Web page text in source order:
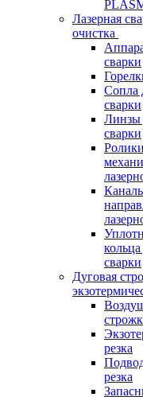
Лазерная
очистка
сварки
Сопла
сварки
Линзы
сварки
сварки
Дуговая
резка
резка